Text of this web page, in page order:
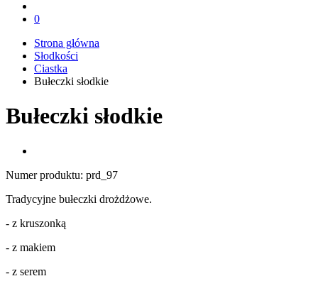
0
Strona główna
Słodkości
Ciastka
Bułeczki słodkie
Bułeczki słodkie
Numer produktu: prd_97
Tradycyjne bułeczki drożdżowe.
- z kruszonką
- z makiem
- z serem